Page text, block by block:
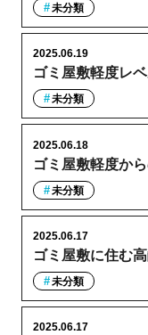
未分類
ゴミ屋敷軽度レ
2025.06.19
未分類
ゴミ屋敷軽度か
2025.06.18
未分類
ゴミ屋敷に住む
2025.06.17
未分類
2025.06.17